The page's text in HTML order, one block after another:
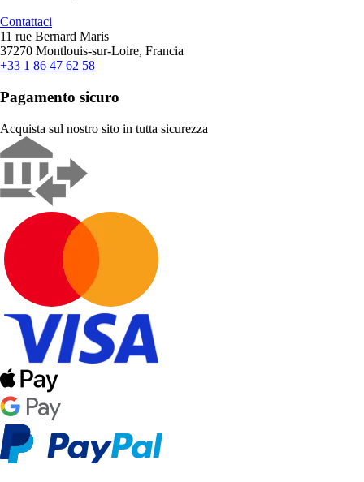
Contattaci
11 rue Bernard Maris
37270 Montlouis-sur-Loire, Francia
+33 1 86 47 62 58
Pagamento sicuro
Acquista sul nostro sito in tutta sicurezza